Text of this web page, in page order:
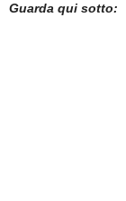
Guarda qui sotto: